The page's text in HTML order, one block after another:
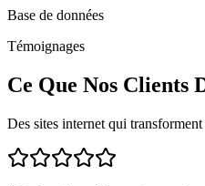
Base de données
Témoignages
Ce Que Nos Clients
Des sites internet qui